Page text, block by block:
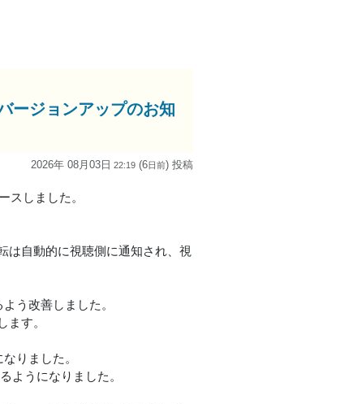
ージョンアップのお知
2026年 08月03日 22:19 (6日前) 投稿
スしました。
は自動的に視聴側に通知され、視
う改善しました。
す。
りました。
ようになりました。